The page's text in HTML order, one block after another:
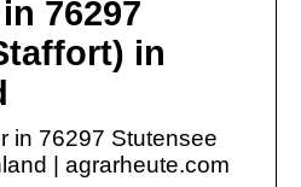
76297
in
in 76297 Stutensee
| agrarheute.com